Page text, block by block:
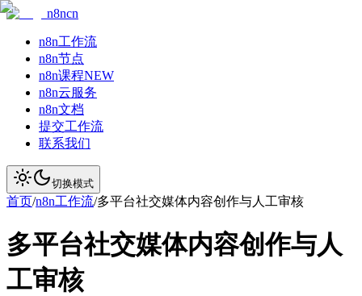
n8ncn
n8n工作流
n8n节点
n8n课程NEW
n8n云服务
n8n文档
提交工作流
联系我们
切换模式
首页/n8n工作流/多平台社交媒体内容创作与人工审核
多平台社交媒体内容创作与人
工审核